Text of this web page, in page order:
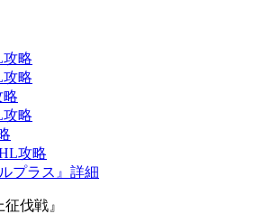
攻略
攻略
略
略
攻略
プラス』詳細
伐戦』